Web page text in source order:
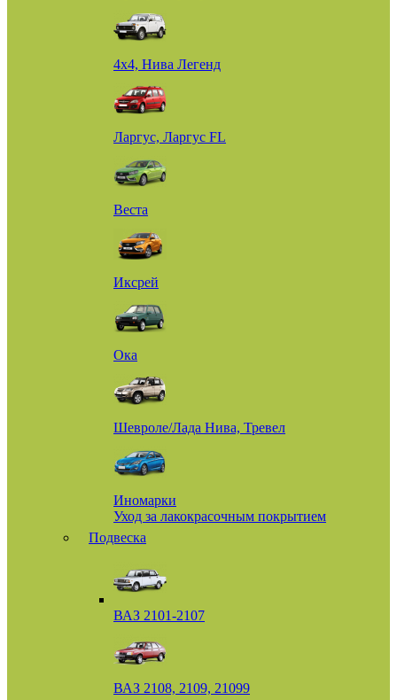
4х4, Нива Легенд
Ларгус, Ларгус FL
Веста
Иксрей
Ока
Шевроле/Лада Нива, Тревел
Иномарки
Уход за лакокрасочным покрытием
Подвеска
ВАЗ 2101-2107
ВАЗ 2108, 2109, 21099